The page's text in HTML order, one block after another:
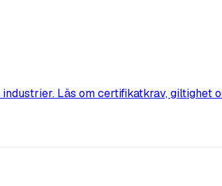
Läs om certifikatkrav, giltighet